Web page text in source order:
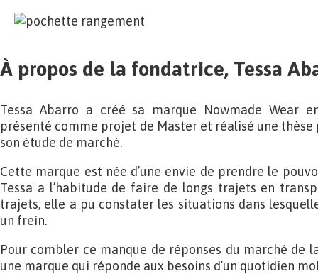
À propos de la fondatrice, Tessa
Tessa Abarro a créé sa marque Nowmade Wear
présenté comme projet de Master et réalisé une
son étude de marché.
Cette marque est née d’une envie de prendre le
Tessa a l’habitude de faire de longs trajets en
trajets, elle a pu constater les situations dans
un frein.
Pour combler ce manque de réponses du marché de
une marque qui réponde aux besoins d’un quotidien